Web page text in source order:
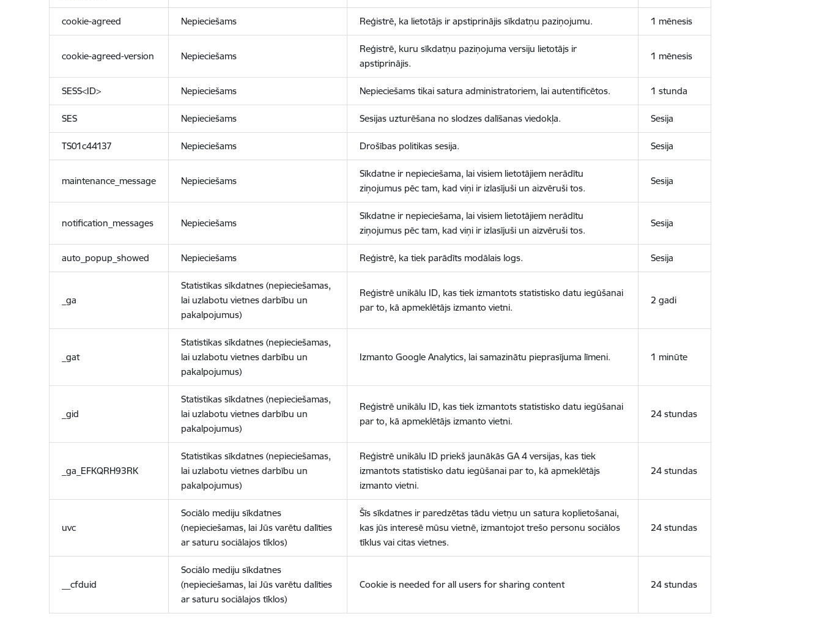
cookie-agreed Nepieciešams Reģistrē, ka lietotājs ir apstiprinājis sīkdatņu paziņojumu. 1 mēnesis
cookie-agreed-version Nepieciešams
Reģistrē, kuru sīkdatņu paziņojuma versiju lietotājs ir
apstiprinājis.
1 mēnesis
SESS<ID> Nepieciešams Nepieciešams tikai satura administratoriem, lai autentificētos. 1 stunda
SES Nepieciešams Sesijas uzturēšana no slodzes dalīšanas viedokļa. Sesija
TS01c44137 Nepieciešams Drošības politikas sesija. Sesija
maintenance_message Nepieciešams
Sīkdatne ir nepieciešama, lai visiem lietotājiem nerādītu
ziņojumus pēc tam, kad viņi ir izlasījuši un aizvēruši tos.
Sesija
notification_messages Nepieciešams
Sīkdatne ir nepieciešama, lai visiem lietotājiem nerādītu
ziņojumus pēc tam, kad viņi ir izlasījuši un aizvēruši tos.
Sesija
auto_popup_showed Nepieciešams Reģistrē, ka tiek parādīts modālais logs. Sesija
_ga
Statistikas sīkdatnes (nepieciešamas,
lai uzlabotu vietnes darbību un
pakalpojumus)
Reģistrē unikālu ID, kas tiek izmantots statistisko datu iegūšanai
par to, kā apmeklētājs izmanto vietni.
2 gadi
_gat
Statistikas sīkdatnes (nepieciešamas,
lai uzlabotu vietnes darbību un
pakalpojumus)
Izmanto Google Analytics, lai samazinātu pieprasījuma līmeni. 1 minūte
_gid
Statistikas sīkdatnes (nepieciešamas,
lai uzlabotu vietnes darbību un
pakalpojumus)
Reģistrē unikālu ID, kas tiek izmantots statistisko datu iegūšanai
par to, kā apmeklētājs izmanto vietni.
24 stundas
_ga_EFKQRH93RK
Statistikas sīkdatnes (nepieciešamas,
lai uzlabotu vietnes darbību un
pakalpojumus)
Reģistrē unikālu ID priekš jaunākās GA 4 versijas, kas tiek
izmantots statistisko datu iegūšanai par to, kā apmeklētājs
izmanto vietni.
24 stundas
uvc
Sociālo mediju sīkdatnes
(nepieciešamas, lai Jūs varētu dalīties
ar saturu sociālajos tīklos)
Šīs sīkdatnes ir paredzētas tādu vietņu un satura koplietošanai,
kas jūs interesē mūsu vietnē, izmantojot trešo personu sociālos
tīklus vai citas vietnes.
24 stundas
__cfduid
Sociālo mediju sīkdatnes
(nepieciešamas, lai Jūs varētu dalīties
ar saturu sociālajos tīklos)
Cookie is needed for all users for sharing content 24 stundas